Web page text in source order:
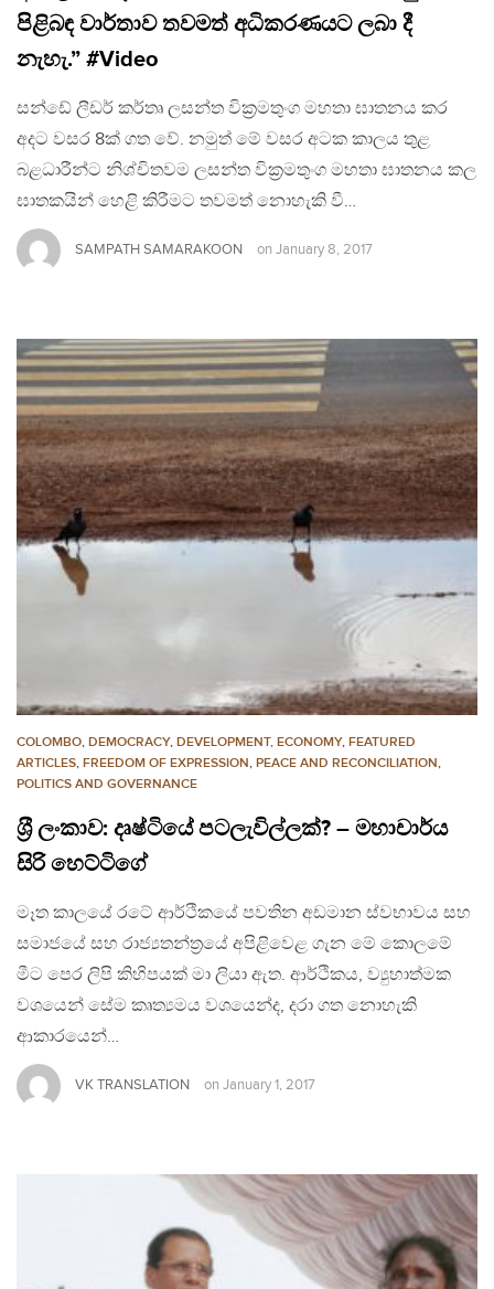
පිළිබඳ වාර්තාව තවමත් අධිකරණයට ලබා දී
නැහැ.” #Video
සන්ඩේ ලීඩර් කර්තෘ ලසන්ත වික්‍රමතුංග මහතා ඝාතනය කර
අදට වසර 8ක් ගත වේ. නමුත් මේ වසර අටක කාලය තුළ
බළධාරීන්ට නිශ්චිතවම ලසන්ත වික්‍රමතුංග මහතා ඝාතනය කල
ඝාතකයින් හෙළි කිරීමට තවමත් නොහැකි වී…
SAMPATH SAMARAKOON on January 8, 2017
COLOMBO, DEMOCRACY, DEVELOPMENT, ECONOMY, FEATURED
ARTICLES, FREEDOM OF EXPRESSION, PEACE AND RECONCILIATION,
POLITICS AND GOVERNANCE
ශ‍්‍රී ලංකාව: දෘෂ්ටියේ පටලැවිල්ලක්? – මහාචාර්ය
සිරි හෙට්ටිගේ
මෑත කාලයේ රටේ ආර්ථිකයේ පවතින අඩමාන ස්වභාවය සහ
සමාජයේ සහ රාජ්‍යතන්ත‍්‍රයේ අපිළිවෙළ ගැන මේ කොලමේ
මීට පෙර ලිපි කිහිපයක් මා ලියා ඇත. ආර්ථිකය, ව්‍යුහාත්මක
වශයෙන් සේම කෘත්‍යමය වශයෙන්ද, දරා ගත නොහැකි
ආකාරයෙන්…
VK TRANSLATION on January 1, 2017